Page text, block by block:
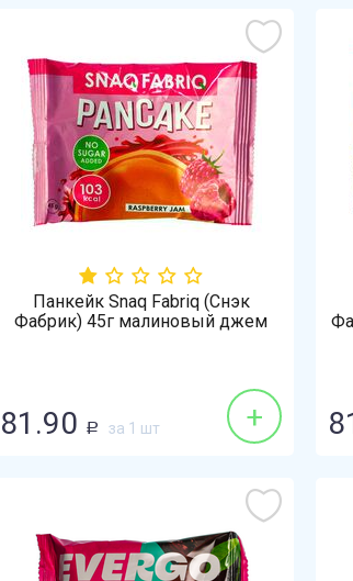
Панкейк Snaq Fabriq (Снэк
Фабрик) 45г малиновый джем
81.90 Р за 1 шт +